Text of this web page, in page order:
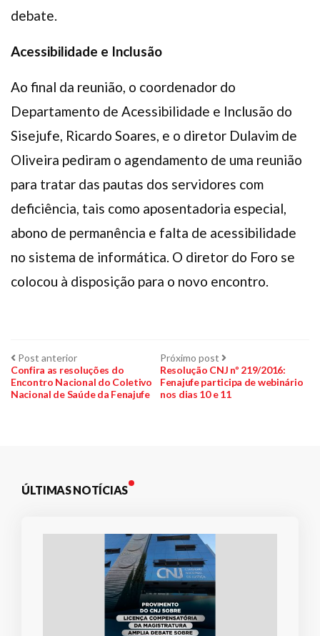
debate.
Acessibilidade e Inclusão
Ao final da reunião, o coordenador do
Departamento de Acessibilidade e Inclusão do
Sisejufe, Ricardo Soares, e o diretor Dulavim de
Oliveira pediram o agendamento de uma reunião
para tratar das pautas dos servidores com
deficiência, tais como aposentadoria especial,
abono de permanência e falta de acessibilidade
no sistema de informática. O diretor do Foro se
colocou à disposição para o novo encontro.
Navegação
de
Post anteriorPost
anterior:
Confira as resoluções do
Encontro Nacional do Coletivo
Nacional de Saúde da Fenajufe
Próximo post Próximo
post:
Resolução CNJ nº 219/2016:
Fenajufe participa de webinário
nos dias 10 e 11
ÚLTIMAS NOTÍCIAS